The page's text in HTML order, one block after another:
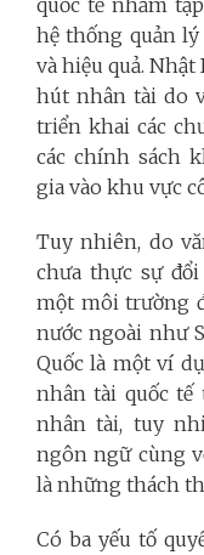
hệ thống quản
và hiệu quả.
hút nhân tài do
triển khai các
các chính sách
gia vào khu vực
Tuy nhiên, do
chưa thực sự
một môi trường
nước ngoài như
Quốc là một ví
nhân tài quốc
nhân tài, tuy
ngôn ngữ cùng
là những thách
Có ba yếu tố